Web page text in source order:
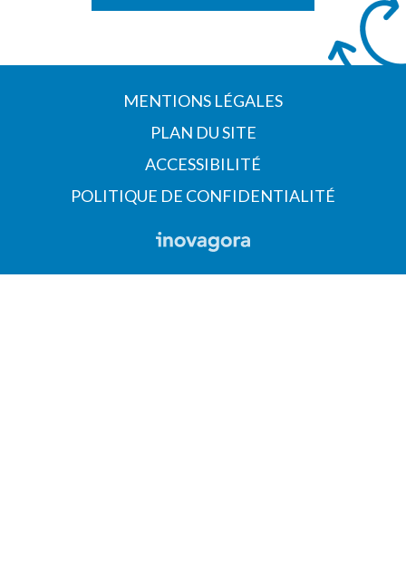
MENTIONS LÉGALES
PLAN DU SITE
ACCESSIBILITÉ
POLITIQUE DE CONFIDENTIALITÉ